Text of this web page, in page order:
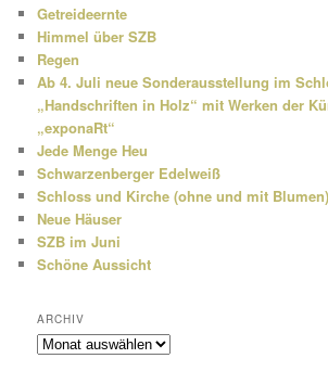
Getreideernte
Himmel über SZB
Regen
Ab 4. Juli neue Sonderausstellung im
„Handschriften in Holz“ mit Werken der
„exponaRt“
Jede Menge Heu
Schwarzenberger Edelweiß
Schloss und Kirche (ohne und mit Blumen)
Neue Häuser
SZB im Juni
Schöne Aussicht
ARCHIV
Archiv